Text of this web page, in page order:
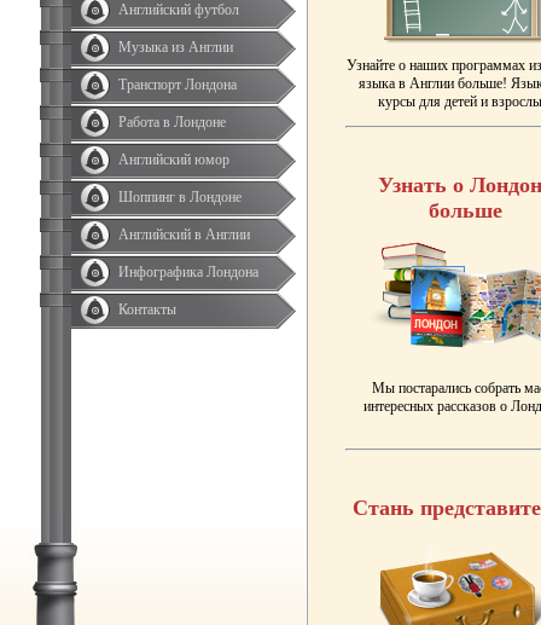
Английский футбол
Музыка из Англии
Транспорт Лондона
Работа в Лондоне
Английский юмор
Шоппинг в Лондоне
Английский в Англии
Инфографика Лондона
Контакты
Узнайте о наших программах
языка в Англии больше!
курсы для детей и
Узнать о
больше
Мы постарались собрать
интересных рассказов о
Стань